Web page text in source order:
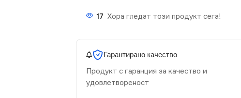
17 Хора гледат този продукт сега!
Гарантирано качество
Продукт с гаранция за качество и
удовлетвореност